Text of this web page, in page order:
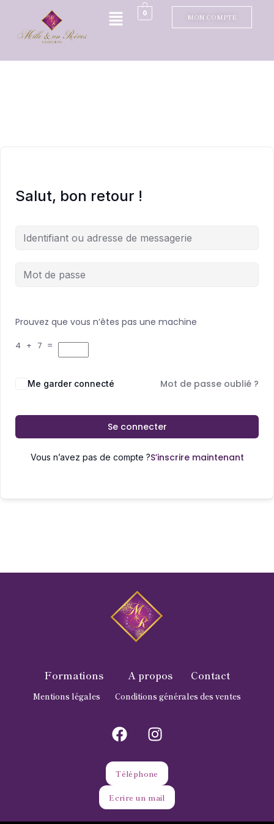
0 MON COMPTE
Salut, bon retour !
Prouvez que vous n’êtes pas une machine
4 + 7 =
Me garder connecté Mot de passe oublié ?
Se connecter
Vous n’avez pas de compte ?S’inscrire maintenant
Formations A propos Contact
Mentions légales Conditions générales des ventes
Téléphone
Ecrire un mail